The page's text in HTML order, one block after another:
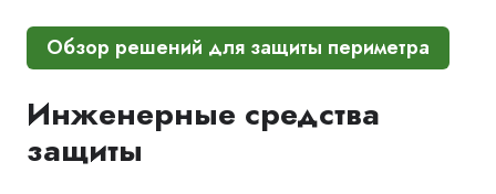
Обзор решений для защиты периметра
Инженерные средства
защиты